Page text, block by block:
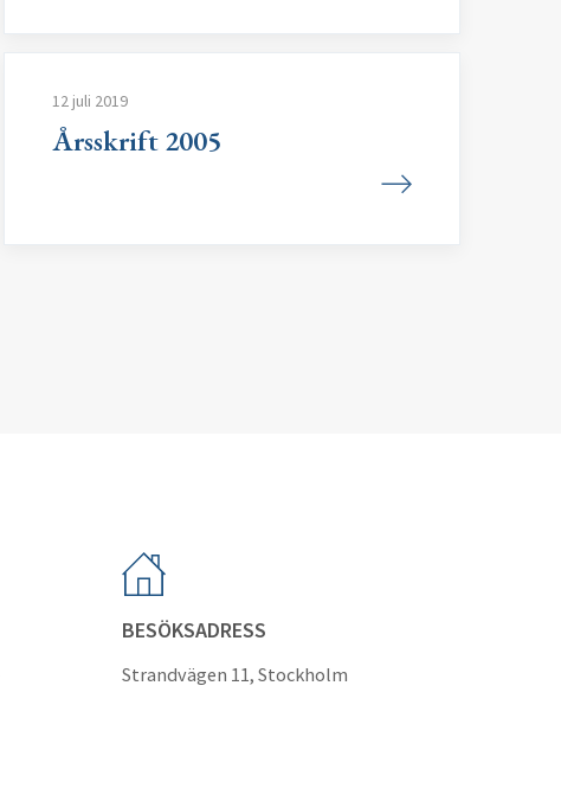
12 juli 2019
Årsskrift 2005
BESÖKSADRESS
Strandvägen 11, Stockholm